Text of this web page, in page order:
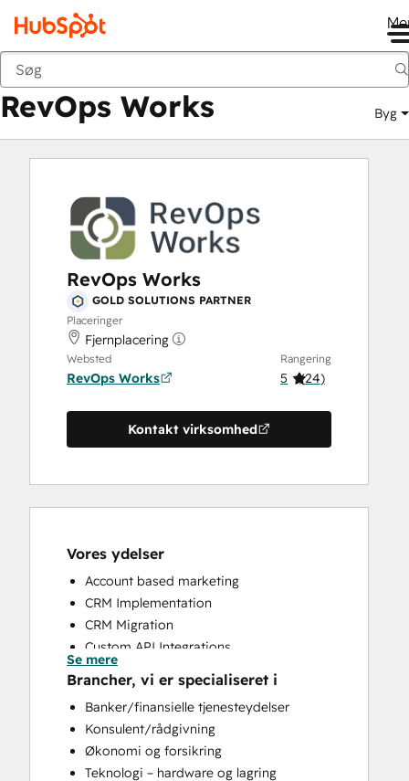
Marketplace
RevOps Works Byg
RevOps Works
GOLD SOLUTIONS PARTNER
Placeringer
Fjernplacering
Websted
RevOps Works
Rangering
5 (24)
Kontakt virksomhed
Vores ydelser
Account based marketing
CRM Implementation
CRM Migration
Custom API Integrations
Customer Marketing
Customer Success Training
Customer Support Training
Customer Survey and Analysis
Email Marketing
Se mere
Brancher, vi er specialiseret i
Banker/finansielle tjenesteydelser
Konsulent/rådgivning
Økonomi og forsikring
Teknologi – hardware og lagring